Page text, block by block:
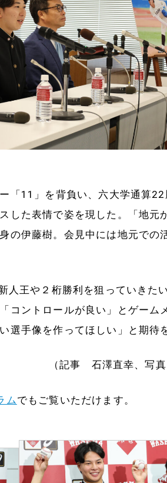
「11」を背負い、六大学通算22
した表情で姿を現した。「地元
の伊藤樹。会見中には地元での
王や２桁勝利を狙っていきた
コントロールが良い」とゲーム
選手像を作ってほしい」と期待
（記事 石澤直幸、写
ムでもご覧いただけます。